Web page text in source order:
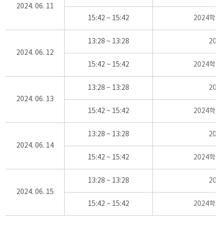
2024. 06. 11
15:42 ~ 15:42 2024학
2024. 06. 12
13:28 ~ 13:28
15:42 ~ 15:42 2024학
2024. 06. 13
13:28 ~ 13:28
15:42 ~ 15:42 2024학
2024. 06. 14
13:28 ~ 13:28
15:42 ~ 15:42 2024학
2024. 06. 15
13:28 ~ 13:28
15:42 ~ 15:42 2024학